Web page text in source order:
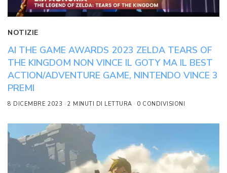
NOTIZIE
AI THE GAME AWARDS 2023 ZELDA TEARS OF
THE KINGDOM NON VINCE IL GOTY MA IL BEST
ACTION/ADVENTURE GAME, NINTENDO VINCE 3
PREMI
8 DICEMBRE 2023 2 MINUTI DI LETTURA 0 CONDIVISIONI